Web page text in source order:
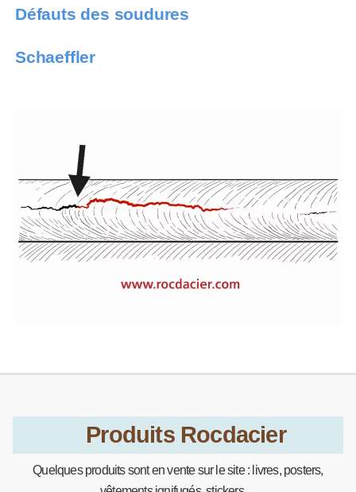
Défauts des soudures
Schaeffler
Produits Rocdacier
Quelques produits sont en vente sur le site : livres, posters,